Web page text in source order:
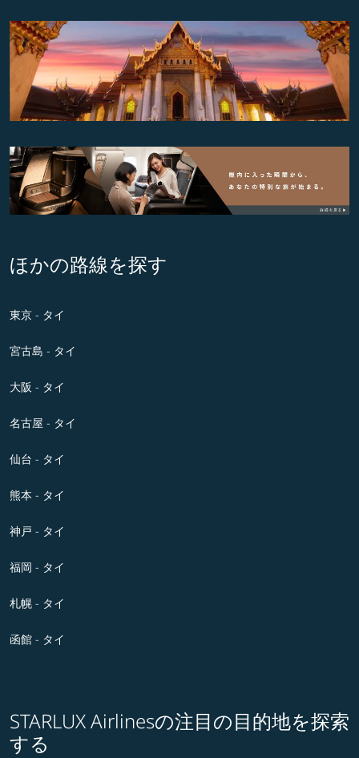
ほかの路線を探す
東京 - タイ
宮古島 - タイ
大阪 - タイ
名古屋 - タイ
仙台 - タイ
熊本 - タイ
神戸 - タイ
福岡 - タイ
札幌 - タイ
函館 - タイ
STARLUX Airlinesの注目の目的地を探索
する